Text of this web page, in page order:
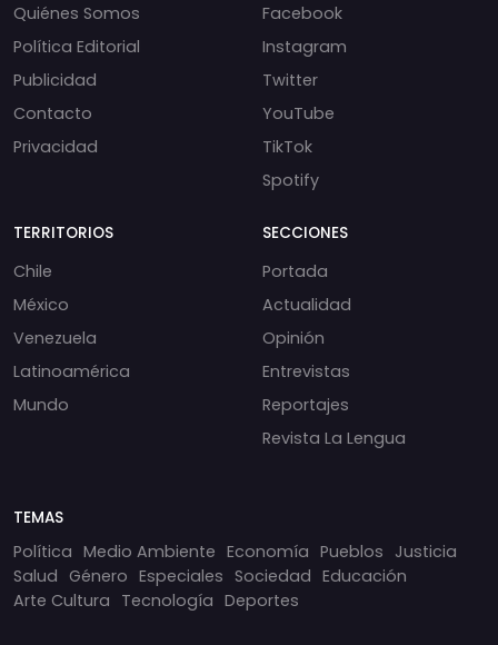
Quiénes Somos
Política Editorial
Publicidad
Contacto
Privacidad
Facebook
Instagram
Twitter
YouTube
TikTok
Spotify
TERRITORIOS
Chile
México
Venezuela
Latinoamérica
Mundo
SECCIONES
Portada
Actualidad
Opinión
Entrevistas
Reportajes
Revista La Lengua
TEMAS
Política Medio Ambiente Economía Pueblos Justicia
Salud Género Especiales Sociedad Educación
Arte Cultura Tecnología Deportes